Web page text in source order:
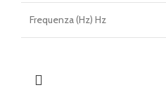
Frequenza (Hz) Hz